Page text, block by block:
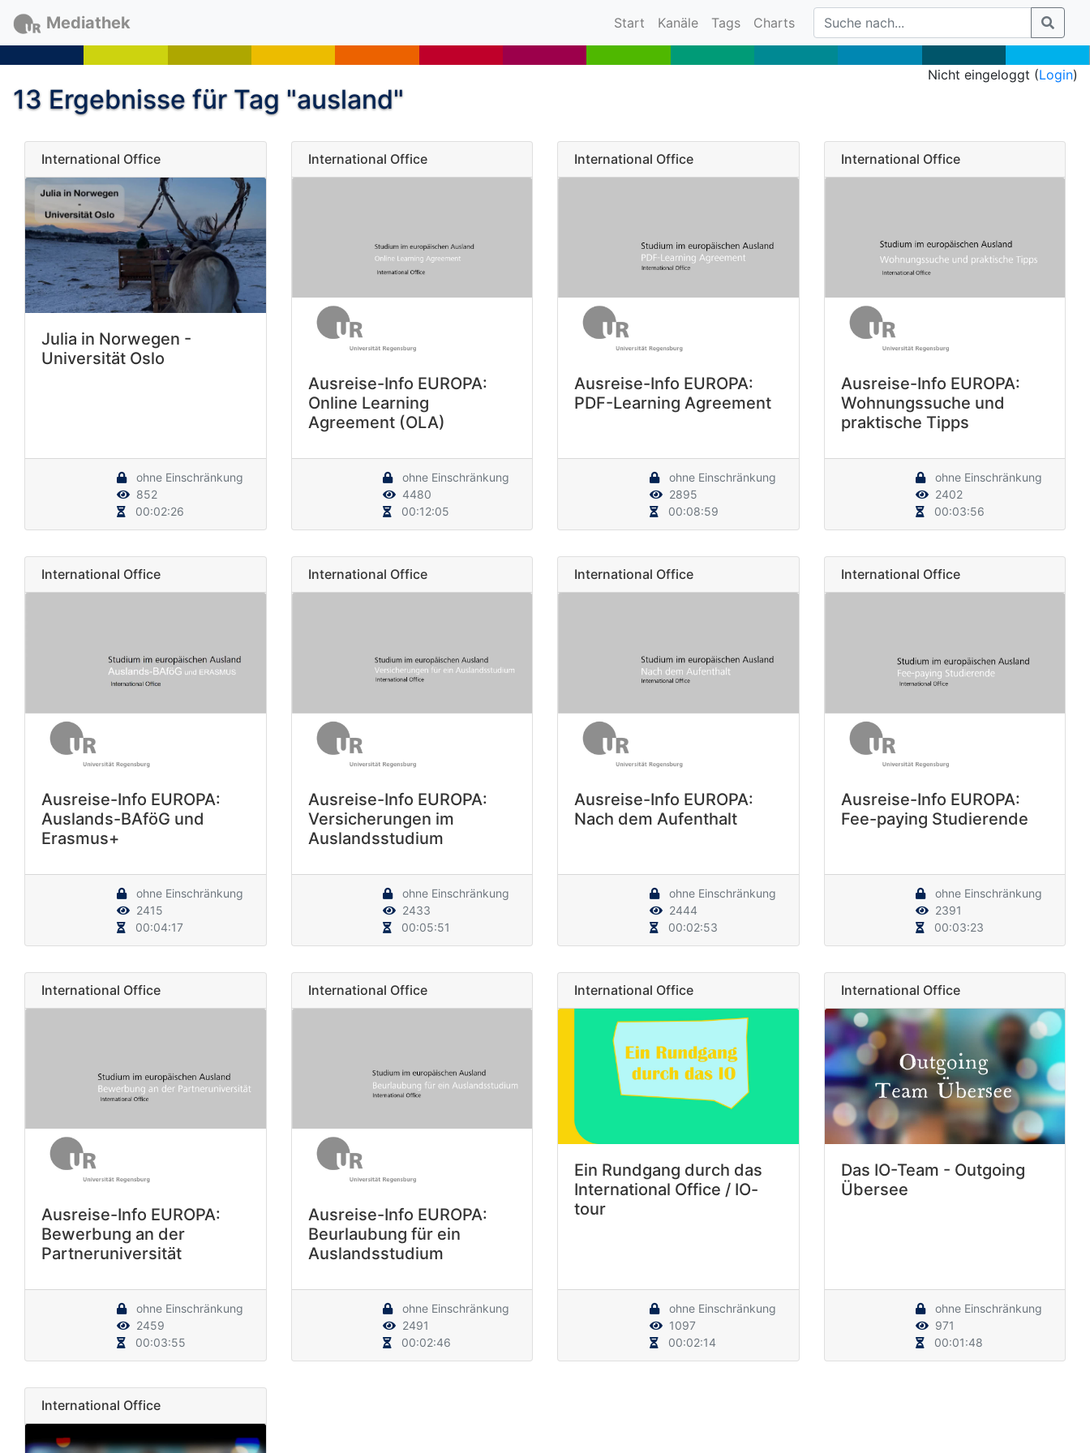
Mediathek Start (current)
Kanäle Tags Charts
Nicht eingeloggt (Login)
13 Ergebnisse für Tag "ausland"
International Office
Julia in Norwegen -
Universität Oslo
ohne Einschränkung
852
00:02:26
International Office
Ausreise-Info EUROPA:
Online Learning
Agreement (OLA)
ohne Einschränkung
4480
00:12:05
International Office
Ausreise-Info EUROPA:
PDF-Learning Agreement
ohne Einschränkung
2895
00:08:59
International Office
Ausreise-Info EUROPA:
Wohnungssuche und
praktische Tipps
ohne Einschränkung
2402
00:03:56
International Office
Ausreise-Info EUROPA:
Auslands-BAföG und
Erasmus+
ohne Einschränkung
2415
00:04:17
International Office
Ausreise-Info EUROPA:
Versicherungen im
Auslandsstudium
ohne Einschränkung
2433
00:05:51
International Office
Ausreise-Info EUROPA:
Nach dem Aufenthalt
ohne Einschränkung
2444
00:02:53
International Office
Ausreise-Info EUROPA:
Fee-paying Studierende
ohne Einschränkung
2391
00:03:23
International Office
Ausreise-Info EUROPA:
Bewerbung an der
Partneruniversität
ohne Einschränkung
2459
00:03:55
International Office
Ausreise-Info EUROPA:
Beurlaubung für ein
Auslandsstudium
ohne Einschränkung
2491
00:02:46
International Office
Ein Rundgang durch das
International Office / IO-
tour
ohne Einschränkung
1097
00:02:14
International Office
Das IO-Team - Outgoing
Übersee
ohne Einschränkung
971
00:01:48
International Office